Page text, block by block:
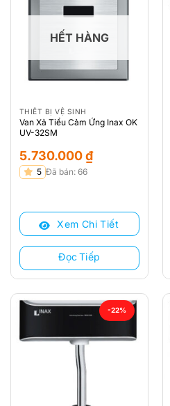
HẾT HÀNG
THIẾT BỊ VỆ SINH
Van Xả Tiểu Cảm Ứng Inax OK
UV-32SM
5.730.000₫
5 Đã bán: 66
Xem Chi Tiết
Đọc Tiếp
-22%